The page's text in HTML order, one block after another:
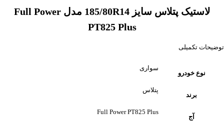
لاستیک پتلاس سایز 185/80R14 مدل Full Power
PT825 Plus
توضیحات تکمیلی
نوع خودرو
سواری
برند
پتلاس
آج
Full Power PT825 Plus